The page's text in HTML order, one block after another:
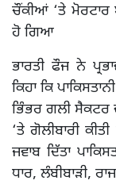
ਚੌਂਕੀਆਂ ‘ਤੇ
ਹੋ ਗਿਆ
ਭਾਰਤੀ ਫੌਜ ਨੇ
ਕਿਹਾ ਕਿ
ਭਿੰਭਰ ਗਲੀ ਸੈਕਟਰ
‘ਤੇ ਗੋਲੀਬਾਰੀ
ਜਵਾਬ ਦਿੱਤਾ
ਧਾਰ, ਲੰਬੀਬਾੜੀ,